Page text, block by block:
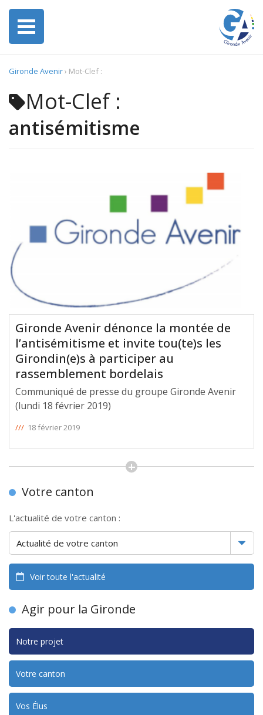
Gironde Avenir› Mot-Clef :
Mot-Clef :
antisémitisme
Gironde Avenir dénonce la montée de
l’antisémitisme et invite tou(te)s les
Girondin(e)s à participer au
rassemblement bordelais
Communiqué de presse du groupe Gironde Avenir
(lundi 18 février 2019)
/// 18 février 2019
Votre canton
L'actualité de votre canton :
Voir toute l'actualité
Agir pour la Gironde
Notre projet
Votre canton
Vos Élus